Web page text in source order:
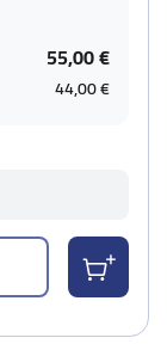
55,00 €
44,00 €